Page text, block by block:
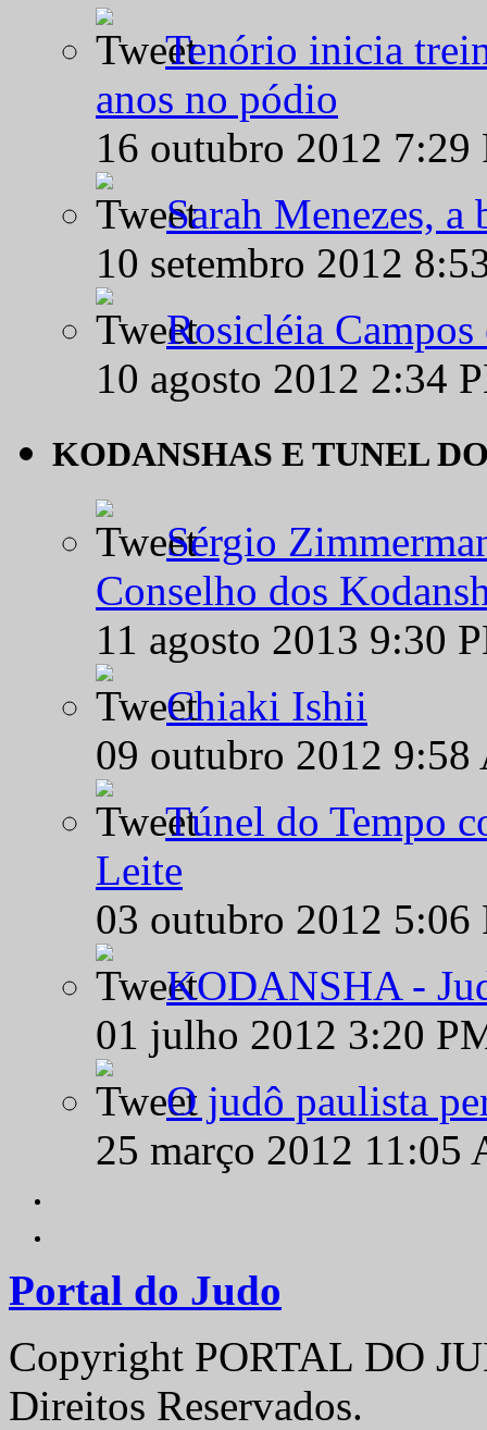
Tenório inicia
anos no pódio
16 outubro 2012
Sarah Menezes,
10 setembro 2012
Rosicléia
10 agosto 2012 2:34
KODANSHAS E TUNEL
Sérgio
Conselho dos
11 agosto 2013 9:30
Chiaki Ishii
09 outubro 2012
Túnel do Tempo
Leite
03 outubro 2012
KODANSHA -
01 julho 2012 3:20
O judô paulista
25 março 2012
Portal do Judo
Copyright PORTAL DO
Direitos Reservados.